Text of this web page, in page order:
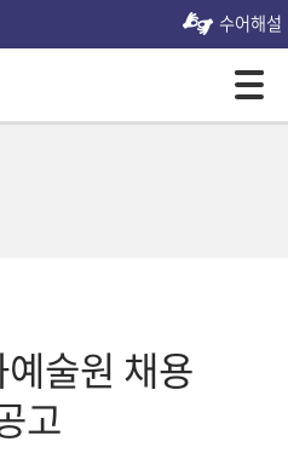
수어해설
술원 채용
고